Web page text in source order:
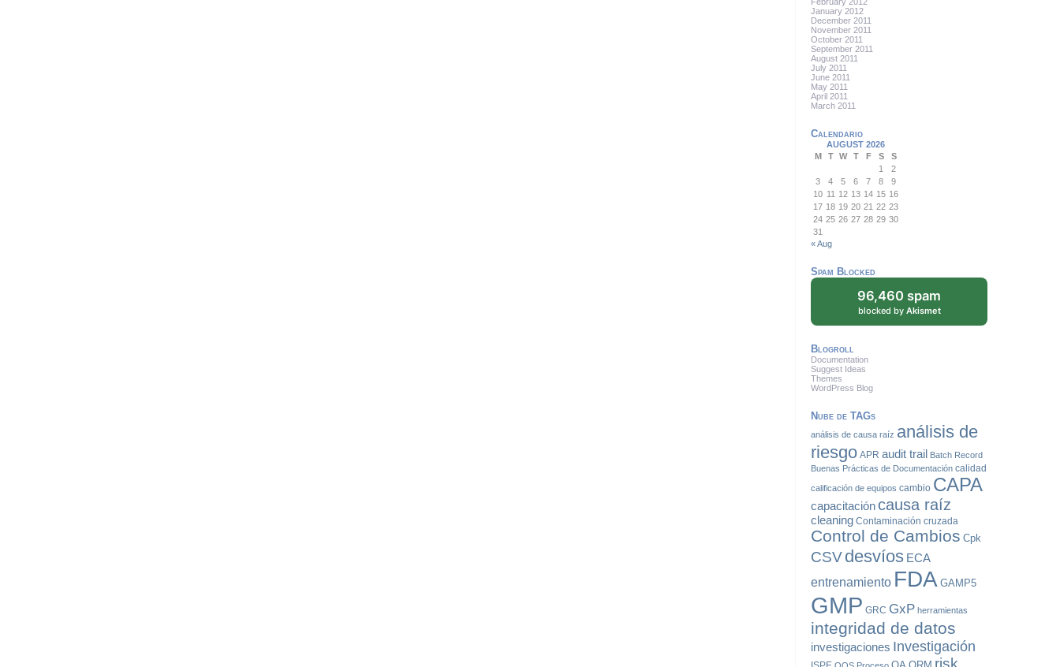
January 2012
December 2011
November 2011
October 2011
September 2011
August 2011
July 2011
June 2011
May 2011
April 2011
March 2011
Calendario
AUGUST 2026
M
T W T F S
S
1
2
3
4 5 6 7 8
9
10 11 12 13 14 15 16
17 18 19 20 21 22 23
24 25 26 27 28 29 30
31
« Aug
Spam Blocked
96,460 spam
blocked by Akismet
Blogroll
Documentation
Suggest Ideas
Themes
WordPress Blog
Nube de TAGs
análisis de causa raíz análisis de
riesgo APR audit trail Batch Record
Buenas Prácticas de Documentación calidad
calificación de equipos cambio CAPA
capacitacióncausa raíz
cleaning Contaminación cruzada
Control de Cambios Cpk
CSVdesvíos ECA
entrenamiento FDA GAMP5
GMP GRC GxP herramientas
integridad de datos
investigaciones Investigación
risk